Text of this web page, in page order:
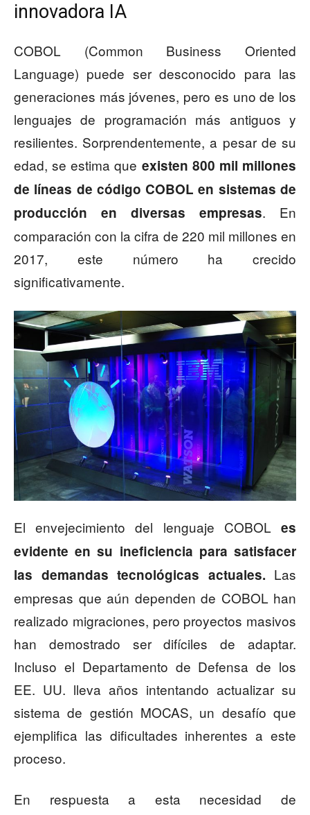
innovadora IA
COBOL (Common Business Oriented
Language) puede ser desconocido para las
generaciones más jóvenes, pero es uno de los
lenguajes de programación más antiguos y
resilientes. Sorprendentemente, a pesar de su
edad, se estima que existen 800 mil millones
de líneas de código COBOL en sistemas de
producción en diversas empresas. En
comparación con la cifra de 220 mil millones en
2017, este número ha crecido
significativamente.
El envejecimiento del lenguaje COBOL es
evidente en su ineficiencia para satisfacer
las demandas tecnológicas actuales. Las
empresas que aún dependen de COBOL han
realizado migraciones, pero proyectos masivos
han demostrado ser difíciles de adaptar.
Incluso el Departamento de Defensa de los
EE. UU. lleva años intentando actualizar su
sistema de gestión MOCAS, un desafío que
ejemplifica las dificultades inherentes a este
proceso.
En respuesta a esta necesidad de